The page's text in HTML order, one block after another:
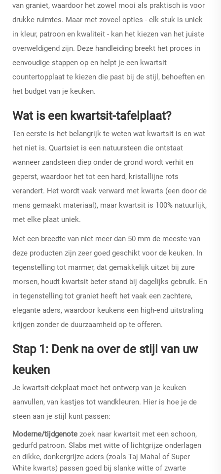
van graniet, waardoor het zowel mooi als praktisch is voor
drukke ruimtes. Maar met zoveel opties - elk stuk is uniek
in kleur, patroon en kwaliteit - kan het kiezen van het juiste
overweldigend zijn. Deze handleiding breekt het proces in
eenvoudige stappen op en helpt je een kwartsit
countertopplaat te kiezen die past bij de stijl, behoeften en
het budget van je keuken.
Wat is een kwartsit-tafelplaat?
Ten eerste is het belangrijk te weten wat kwartsit is en wat
het niet is. Quartsiet is een natuursteen die ontstaat
wanneer zandsteen diep onder de grond wordt verhit en
geperst, waardoor het tot een hard, kristallijne rots
verandert. Het wordt vaak verward met kwarts (een door de
mens gemaakt materiaal), maar kwartsit is 100% natuurlijk,
met elke plaat uniek.
Met een breedte van niet meer dan 50 mm de meeste van
deze producten zijn zeer goed geschikt voor de keuken. In
tegenstelling tot marmer, dat gemakkelijk uitzet bij zure
morsen, houdt kwartsit beter stand bij dagelijks gebruik. En
in tegenstelling tot graniet heeft het vaak een zachtere,
elegante aders, waardoor keukens een high-end uitstraling
krijgen zonder de duurzaamheid op te offeren.
Stap 1: Denk na over de stijl van uw
keuken
Je kwartsit-dekplaat moet het ontwerp van je keuken
aanvullen, van kastjes tot wandkleuren. Hier is hoe je de
steen aan je stijl kunt passen:
Moderne/tijdgenote zoek naar kwartsit met een schoon,
gedurfd patroon. Slabs met witte of lichtgrijze onderlagen
en dikke, donkergrijze aders (zoals Taj Mahal of Super
White kwarts) passen goed bij slanke witte of zwarte